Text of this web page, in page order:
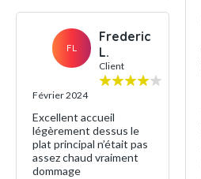
FL
Frederic
L.
Client
Février 2024
Excellent accueil
légèrement dessus le
plat principal n’était pas
assez chaud vraiment
dommage